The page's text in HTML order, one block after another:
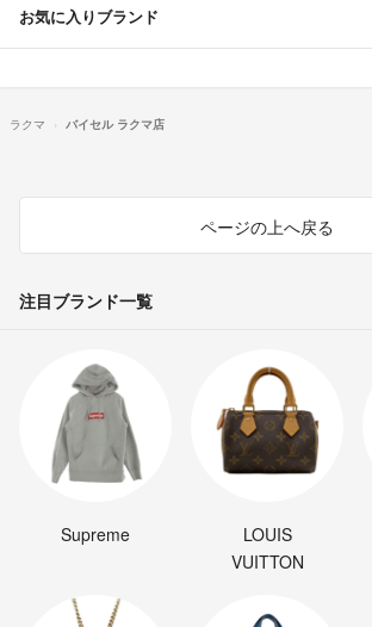
お気に入りブランド
ラクマ バイセル ラクマ店
ページの上へ戻る
注目ブランド一覧
Supreme
LOUIS
VUITTON